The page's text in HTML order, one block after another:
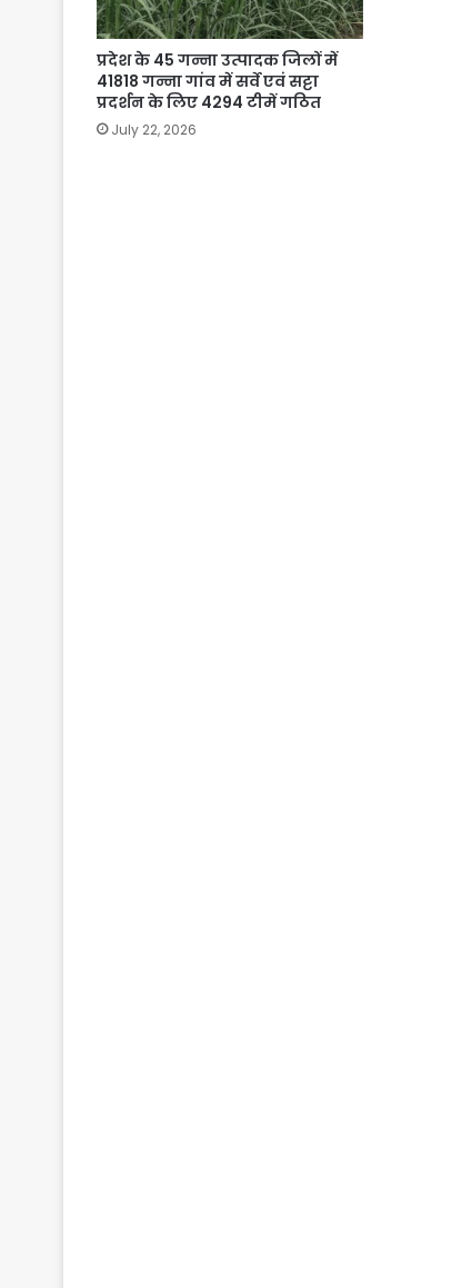
प्रदेश के 45 गन्ना उत्पादक जिलों में
41818 गन्ना गांव में सर्वे एवं सट्टा
प्रदर्शन के लिए 4294 टीमें गठित
July 22, 2026